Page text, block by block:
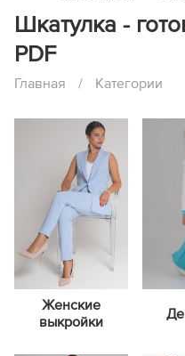
Шкатулка -
PDF
Главная / Категории
Женские
выкройки